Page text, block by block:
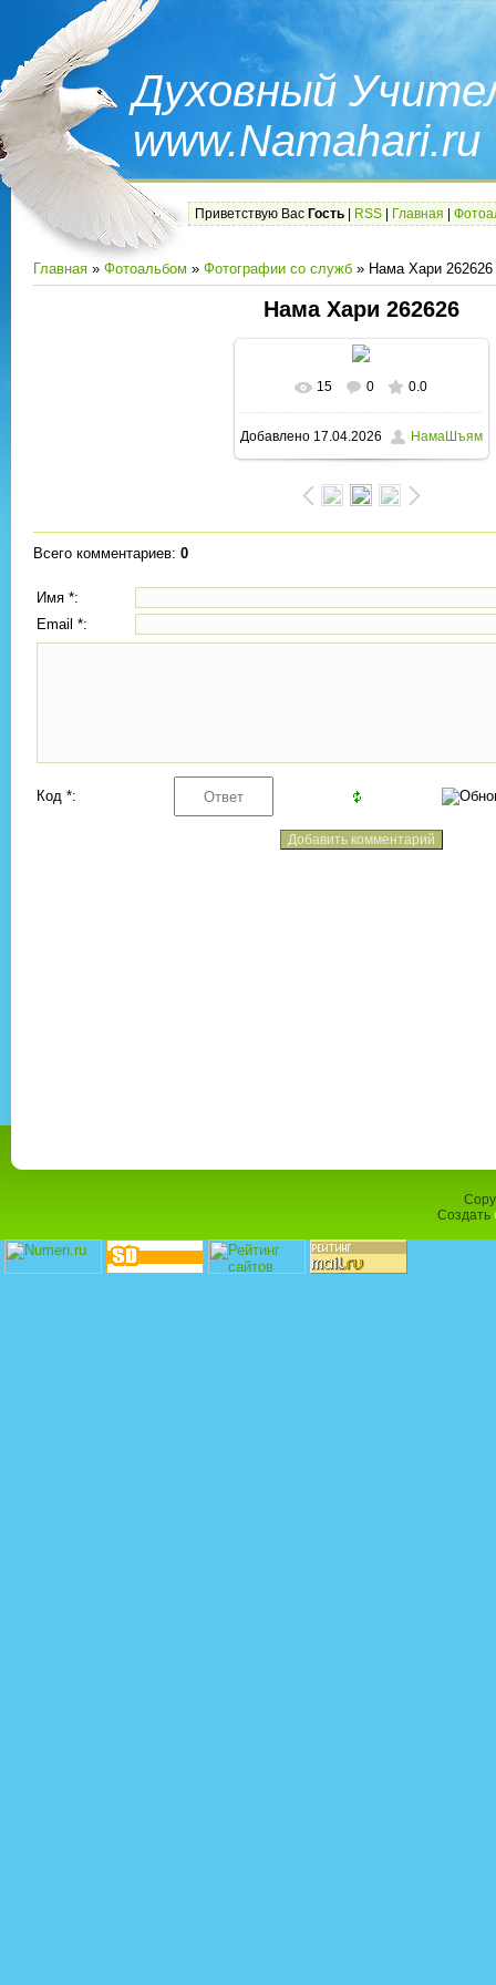
Духовный
www.Namahari.ru
Приветствую Вас Гость RSS Главная
Главная » Фотоальбом » Фотографии со служб » Нама Хари 262626
Нама Хари 262626
В реальном размере 600x475
237.9Kb
15 0 0.0
Добавлено17.04.2026 НамаШъям
Всего комментариев: 0
Имя *:
Email *:
Код *:
Создать